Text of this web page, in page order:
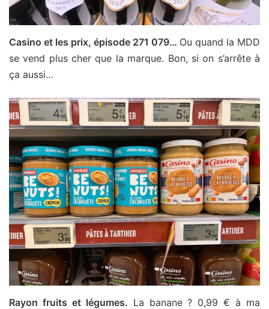
Casino et les prix, épisode 271 079… Ou quand la MDD
se vend plus cher que la marque. Bon, si on s’arrête à
ça aussi…
Rayon fruits et légumes. La banane ? 0,99 € à ma